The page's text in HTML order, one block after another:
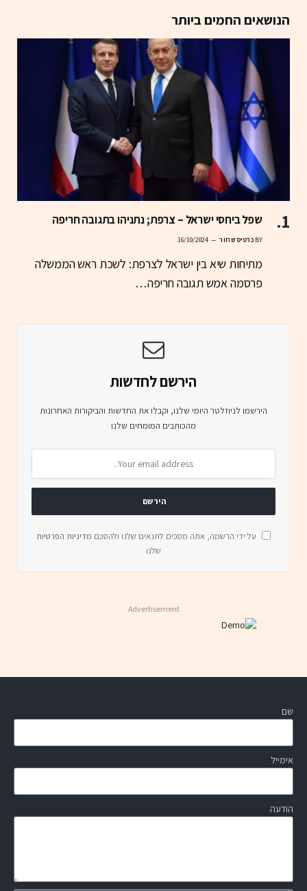
הנושאים החמים ביותר
שפל ביחסי ישראל – צרפת; נתניהו בתגובה חריפה
BY כרטיס שחור 16/10/2024
מתיחות שיא בין ישראל לצרפת: לשכת ראש הממשלה
פרסמה אמש תגובה חריפה…
הירשם לחדשות
הירשמו לניוזלטר היומי שלנו, וקבלו את החדשות והביקורות האחרונות
מהכותבים המומחים שלנו
על ידי הרשמה, אתה מסכים לתנאים שלנו ולהסכם מדיניות הפרטיות
שלנו
Advertisement
שם
אימייל
הודעה